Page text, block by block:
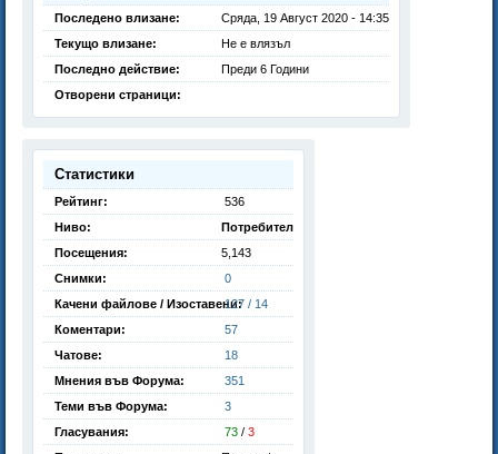
Последено влизане:
Сряда, 19 Август 2020 - 14:35
Текущо влизане:
Не е влязъл
Последно действие:
Преди 6 Години
Отворени страници:
Статистики
Рейтинг:
536
Ниво:
Потребител
Посещения:
5,143
Снимки:
0
Качени файлове / Изоставени:127 / 14
Коментари:
57
Чатове:
18
Мнения във Форума:
351
Теми във Форума:
3
Гласувания:
73 / 3